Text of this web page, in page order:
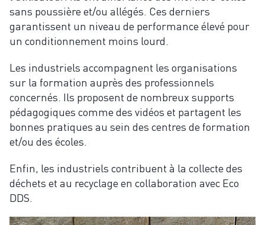
sans poussière et/ou allégés. Ces derniers
garantissent un niveau de performance élevé pour
un conditionnement moins lourd.
Les industriels accompagnent les organisations
sur la formation auprès des professionnels
concernés. Ils proposent de nombreux supports
pédagogiques comme des vidéos et partagent les
bonnes pratiques au sein des centres de formation
et/ou des écoles.
Enfin, les industriels contribuent à la collecte des
déchets et au recyclage en collaboration avec Eco
DDS.